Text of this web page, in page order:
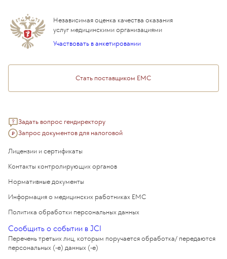
Прайс-лист
Подарочный сертификат EMC
Программы привилегий
Стать поставщиком ЕМС
Задать вопрос гендиректору
Запрос документов для налоговой
Независимая оценка качества оказания
услуг медицинскими организациями
Участвовать в анкетировании
Лицензии и сертификаты
Контакты контролирующих органов
Нормативные документы
Информация о медицинских работниках EMC
Политика обработки персональных данных
Сообщить о событии в JCI
Перечень третьих лиц, которым поручается обработка/ передаются
персональных (-е) данных (-е)